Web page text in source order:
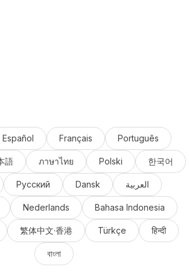
Español Français Português
語 ภาษาไทย Polski 한국어
Русский Dansk العربية
Nederlands Bahasa Indonesia
繁体中文·香港 Türkçe हिन्दी
বাংলা